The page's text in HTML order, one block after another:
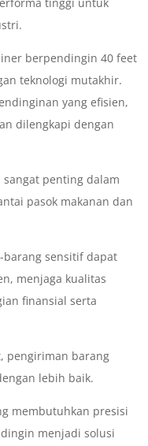
berpendingin 40 feet
teknologi mutakhir.
yang efisien,
dilengkapi dengan
penting dalam
pasok makanan dan
sensitif dapat
menjaga kualitas
finansial serta
pengiriman barang
lebih baik.
membutuhkan presisi
menjadi solusi